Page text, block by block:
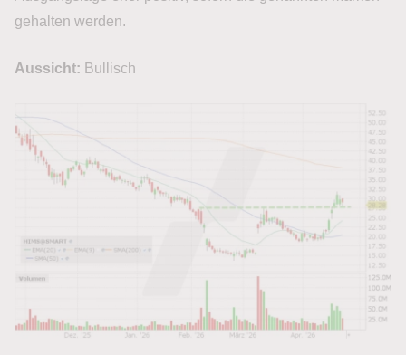
gehalten werden.
Aussicht: Bullisch